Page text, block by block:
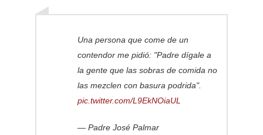
Una persona que come de un
contendor me pidió: "Padre dígale a
la gente que las sobras de comida no
las mezclen con basura podrida".
pic.twitter.com/L9EkNOiaUL
— Padre José Palmar